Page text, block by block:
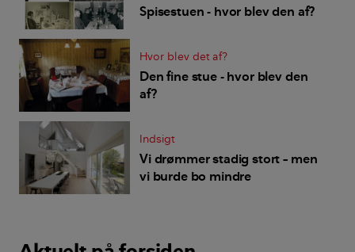
Spisestuen - hvor blev den af?
Hvor blev det af?
Den fine stue - hvor blev den
af?
Indsigt
Vi drømmer stadig stort – men
vi burde bo mindre